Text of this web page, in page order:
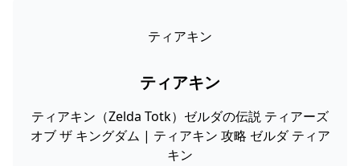
ティアキン
ティアキン
ティアキン（Zelda Totk）ゼルダの伝説 ティアーズ
オブ ザ キングダム | ティアキン 攻略 ゼルダ ティア
キン